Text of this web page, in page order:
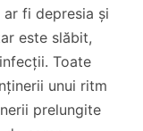
fi depresia și
este slăbit,
Toate
unui ritm
prelungite